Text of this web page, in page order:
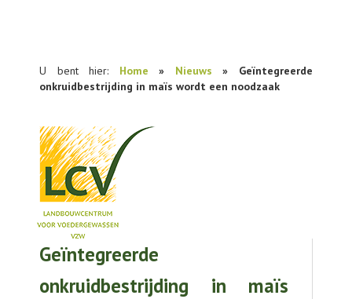
U bent hier: Home » Nieuws » Geïntegreerde
onkruidbestrijding in maïs wordt een noodzaak
NIEUWS
PRAKTIJKONDERZOEK
Geïntegreerde
onkruidbestrijding in maïs